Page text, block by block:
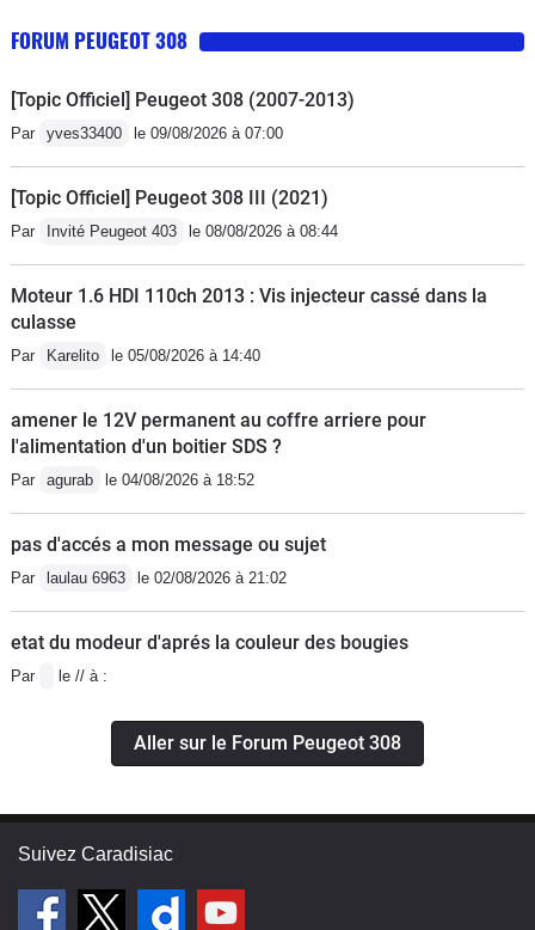
FORUM PEUGEOT 308
[Topic Officiel] Peugeot 308 (2007-2013)
Par yves33400 le 09/08/2026 à 07:00
[Topic Officiel] Peugeot 308 III (2021)
Par Invité Peugeot 403 le 08/08/2026 à 08:44
Moteur 1.6 HDI 110ch 2013 : Vis injecteur cassé dans la
culasse
Par Karelito le 05/08/2026 à 14:40
amener le 12V permanent au coffre arriere pour
l'alimentation d'un boitier SDS ?
Par agurab le 04/08/2026 à 18:52
pas d'accés a mon message ou sujet
Par laulau 6963 le 02/08/2026 à 21:02
etat du modeur d'aprés la couleur des bougies
Par le // à :
Aller sur le Forum Peugeot 308
Suivez Caradisiac